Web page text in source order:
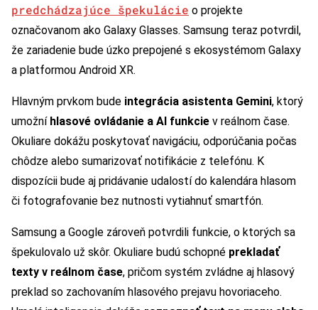
predchádzajúce špekulácie o projekte
označovanom ako Galaxy Glasses. Samsung teraz potvrdil,
že zariadenie bude úzko prepojené s ekosystémom Galaxy
a platformou Android XR.
Hlavným prvkom bude integrácia asistenta Gemini, ktorý
umožní hlasové ovládanie a AI funkcie v reálnom čase.
Okuliare dokážu poskytovať navigáciu, odporúčania počas
chôdze alebo sumarizovať notifikácie z telefónu. K
dispozícii bude aj pridávanie udalostí do kalendára hlasom
či fotografovanie bez nutnosti vytiahnuť smartfón.
Samsung a Google zároveň potvrdili funkcie, o ktorých sa
špekulovalo už skôr. Okuliare budú schopné prekladať
texty v reálnom čase, pričom systém zvládne aj hlasový
preklad so zachovaním hlasového prejavu hovoriaceho.